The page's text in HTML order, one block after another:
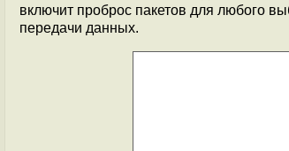
включит проброс пакетов для любого
передачи данных.